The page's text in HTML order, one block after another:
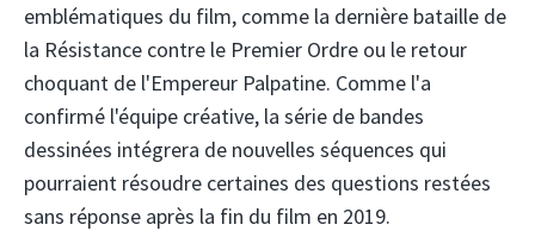
emblématiques du film, comme la dernière bataille de
la Résistance contre le Premier Ordre ou le retour
choquant de l'Empereur Palpatine. Comme l'a
confirmé l'équipe créative, la série de bandes
dessinées intégrera de nouvelles séquences qui
pourraient résoudre certaines des questions restées
sans réponse après la fin du film en 2019.